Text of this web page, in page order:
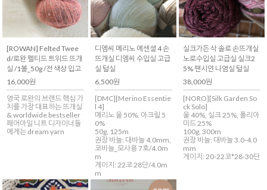
[ROWAN] Felted Twee
d/로완 펠티드 트위드 뜨개
실 /1볼_50g /전 색상 입고
16,000원
영국 로완의 브랜드 핵심 가
치를 가장 대표하는 뜨개실
& worldwide bestseller
페어아일 니트 디자이너들
에게는 dream yarn
디엠씨 메리노 에센셜 4 손
뜨개실 디엠씨 수입실 고급
실 털실
6,500원
[DMC][Merino Essentie
l 4]
메리노 울 50%, 아크릴 5
0%
50g, 125m
권장 바늘: 대바늘 4.0mm,
코바늘_모사용 7호/4.0m
m
게이지: 22코 28단/4.0m
m
실크가든 삭 솔로 손뜨개실
노로수입실 고급실 실크2
5% 팬시얀 나염실 털실
38,000원
[NORO][Silk Garden So
ck Solo]
울 40%, 실크 25%, 폴리아
미드 25%
100g, 300m
권장 바늘: 대바늘 3.0-4.0
mm
게이지: 20-22코*28-30단